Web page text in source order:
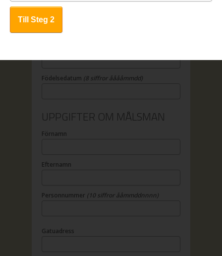
Förnamn
Födelsedatum (8 siffror ååååmmdd)
UPPGIFTER OM MÅLSMAN
Förnamn
Efternamn
Personnummer (10 siffror ååmmddnnnn)
Gatuadress